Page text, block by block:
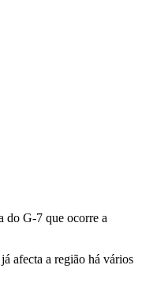
do G-7 que ocorre a
afecta a região há vários